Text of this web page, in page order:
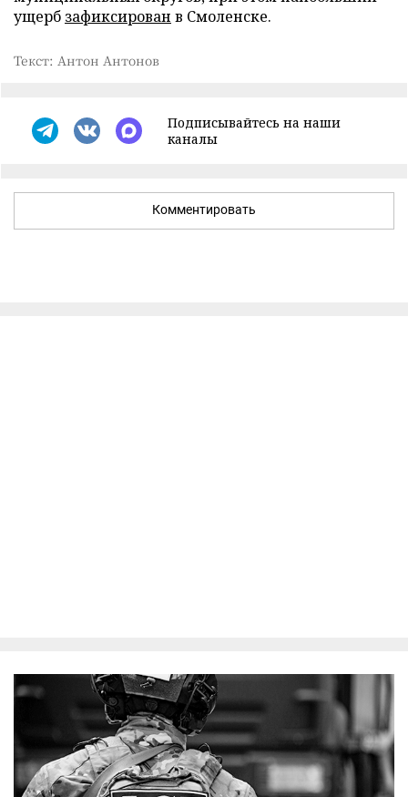
ущерб зафиксирован в Смоленске.
Текст: Антон Антонов
Подписывайтесь на наши
каналы
Комментировать